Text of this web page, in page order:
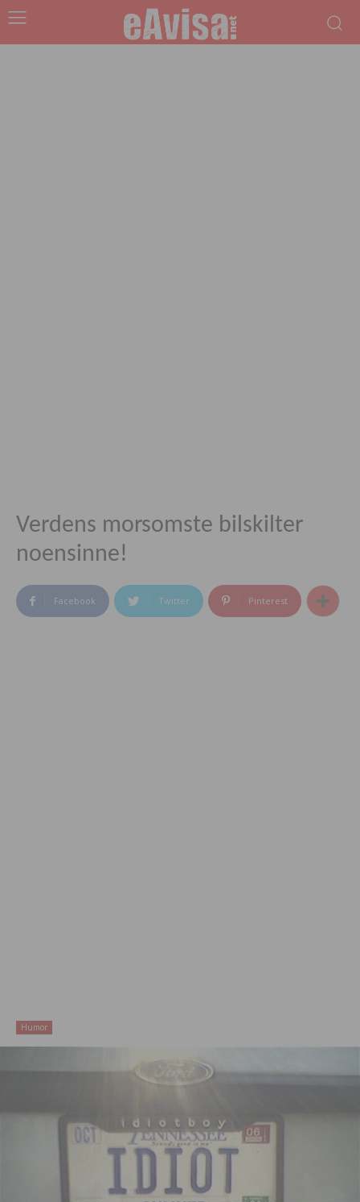
Verdens morsomste bilskilter
noensinne!
Facebook Twitter Pinterest
Humor